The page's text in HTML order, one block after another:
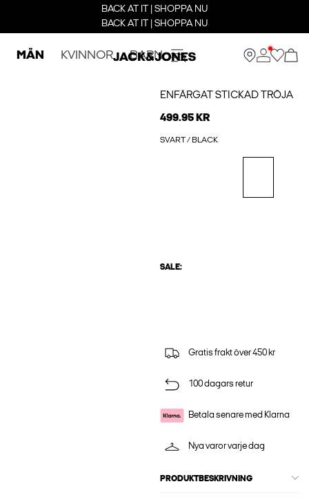
BACK AT IT | SHOPPA NU
BACK AT IT | SHOPPA NU
MÄN KVINNOR BARN
ENFÄRGAT STICKAD TRÖJA
499.95 KR
SVART / BLACK
SALE:
Gratis frakt över 450 kr
100 dagars retur
Betala senare med Klarna
Nya varor varje dag
PRODUKTBESKRIVNING